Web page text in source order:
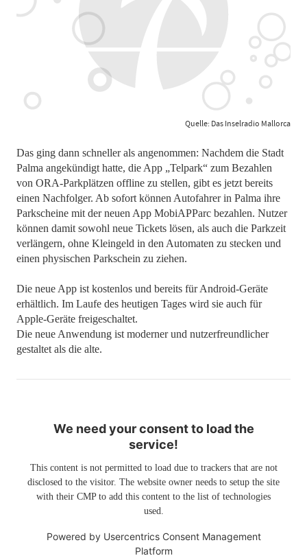
Quelle: Das Inselradio Mallorca
Das ging dann schneller als angenommen: Nachdem die Stadt
Palma angekündigt hatte, die App „Telpark“ zum Bezahlen
von ORA-Parkplätzen offline zu stellen, gibt es jetzt bereits
einen Nachfolger. Ab sofort können Autofahrer in Palma ihre
Parkscheine mit der neuen App MobiAPParc bezahlen. Nutzer
können damit sowohl neue Tickets lösen, als auch die Parkzeit
verlängern, ohne Kleingeld in den Automaten zu stecken und
einen physischen Parkschein zu ziehen.
Die neue App ist kostenlos und bereits für Android-Geräte
erhältlich. Im Laufe des heutigen Tages wird sie auch für
Apple-Geräte freigeschaltet.
Die neue Anwendung ist moderner und nutzerfreundlicher
gestaltet als die alte.
We need your consent to load the
service!
This content is not permitted to load due to trackers that are not
disclosed to the visitor. The website owner needs to setup the site
with their CMP to add this content to the list of technologies
used.
Powered by Usercentrics Consent Management
Platform